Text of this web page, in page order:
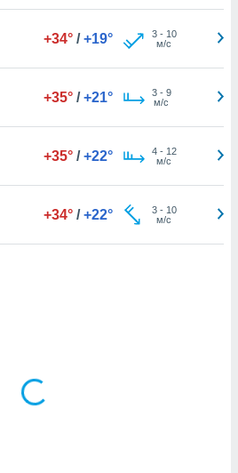
+34° / +19° 3- 10
м/с
+35° / +21° 3- 9
м/с
+35° / +22° 4- 12
м/с
+34° / +22° 3- 10
м/с